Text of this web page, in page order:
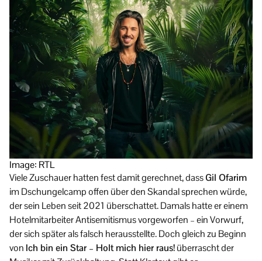
Image: RTL
Viele Zuschauer hatten fest damit gerechnet, dassGil Ofarim
im Dschungelcamp offen über den Skandal sprechen würde,
der sein Leben seit 2021 überschattet. Damals hatte er einem
Hotelmitarbeiter Antisemitismus vorgeworfen – ein Vorwurf,
der sich später als falsch herausstellte. Doch gleich zu Beginn
von Ich bin ein Star – Holt mich hier raus!überrascht der